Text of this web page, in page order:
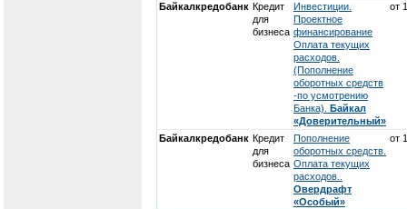
Байкалкредобанк Кредит
для
бизнеса
Инвестиции.
Проектное
финансирование
Оплата текущих
расходов.
(Пополнение
оборотных средств
-по усмотрению
Банка). Байкал
«Доверительный»
от
Байкалкредобанк Кредит
для
бизнеса
Пополнение
оборотных средств.
Оплата текущих
расходов..
Овердрафт
«Особый»
от